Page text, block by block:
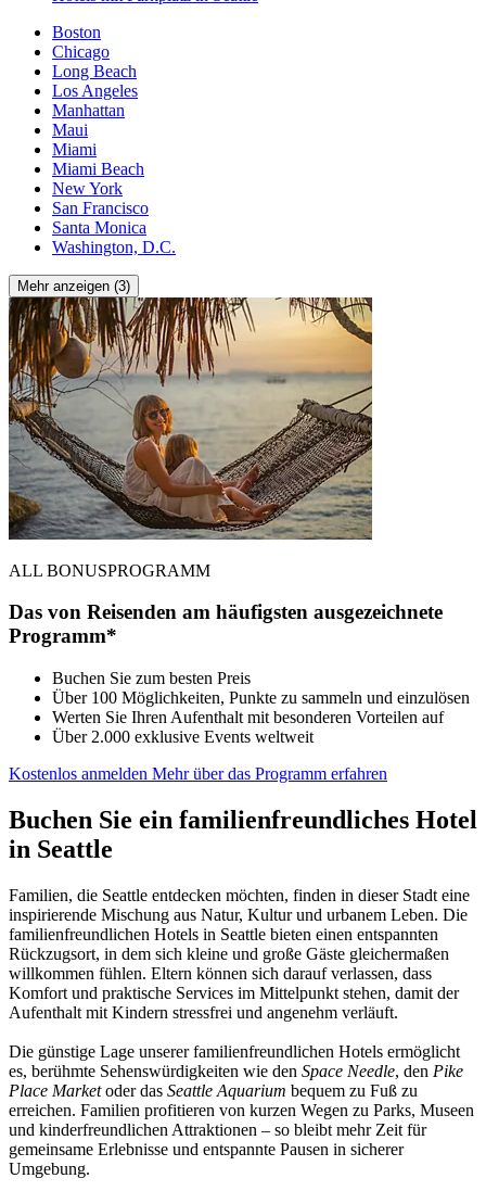
Boston
Chicago
Long Beach
Los Angeles
Manhattan
Maui
Miami
Miami Beach
New York
San Francisco
Santa Monica
Washington, D.C.
Mehr anzeigen (3)
ALL BONUSPROGRAMM
Das von Reisenden am häufigsten ausgezeichnete
Programm*
Buchen Sie zum besten Preis
Über 100 Möglichkeiten, Punkte zu sammeln und einzulösen
Werten Sie Ihren Aufenthalt mit besonderen Vorteilen auf
Über 2.000 exklusive Events weltweit
Kostenlos anmelden Mehr über das Programm erfahren
Buchen Sie ein familienfreundliches Hotel
in Seattle
Familien, die Seattle entdecken möchten, finden in dieser Stadt eine
inspirierende Mischung aus Natur, Kultur und urbanem Leben. Die
familienfreundlichen Hotels in Seattle bieten einen entspannten
Rückzugsort, in dem sich kleine und große Gäste gleichermaßen
willkommen fühlen. Eltern können sich darauf verlassen, dass
Komfort und praktische Services im Mittelpunkt stehen, damit der
Aufenthalt mit Kindern stressfrei und angenehm verläuft.
Die günstige Lage unserer familienfreundlichen Hotels ermöglicht
es, berühmte Sehenswürdigkeiten wie den Space Needle, den Pike
Place Marketoder das Seattle Aquarium bequem zu Fuß zu
erreichen. Familien profitieren von kurzen Wegen zu Parks, Museen
und kinderfreundlichen Attraktionen – so bleibt mehr Zeit für
gemeinsame Erlebnisse und entspannte Pausen in sicherer
Umgebung.